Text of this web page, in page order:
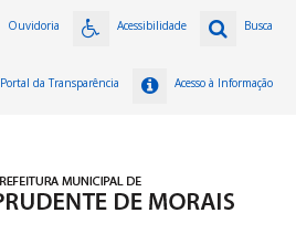
Busca
Acessibilidade
Ouvidoria
Acesso à Informação
Portal da Transparência